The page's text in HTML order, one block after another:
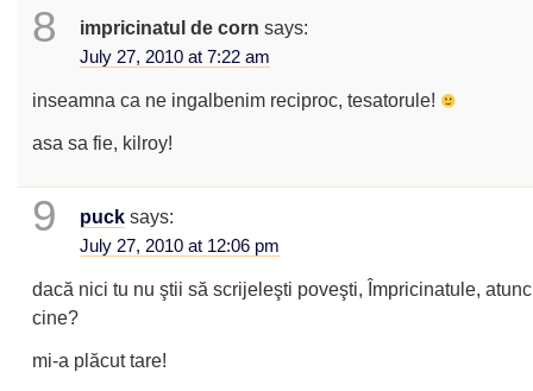
8 impricinatul de corn says:
July 27, 2010 at 7:22 am
inseamna ca ne ingalbenim reciproc, tesatorule!
asa sa fie, kilroy!
9 puck says:
July 27, 2010 at 12:06 pm
dacă nici tu nu ştii să scrijeleşti poveşti, Împricinatule,
cine?
mi-a plăcut tare!